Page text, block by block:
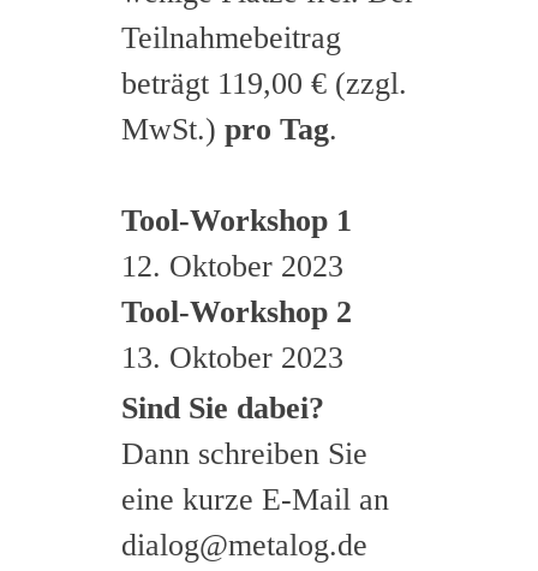
Teilnahmebeitrag
beträgt 119,00 € (zzgl.
MwSt.) pro Tag.
Tool-Workshop 1
12. Oktober 2023
Tool-Workshop 2
13. Oktober 2023
Sind Sie dabei?
Dann schreiben Sie
eine kurze E-Mail an
dialog@metalog.de